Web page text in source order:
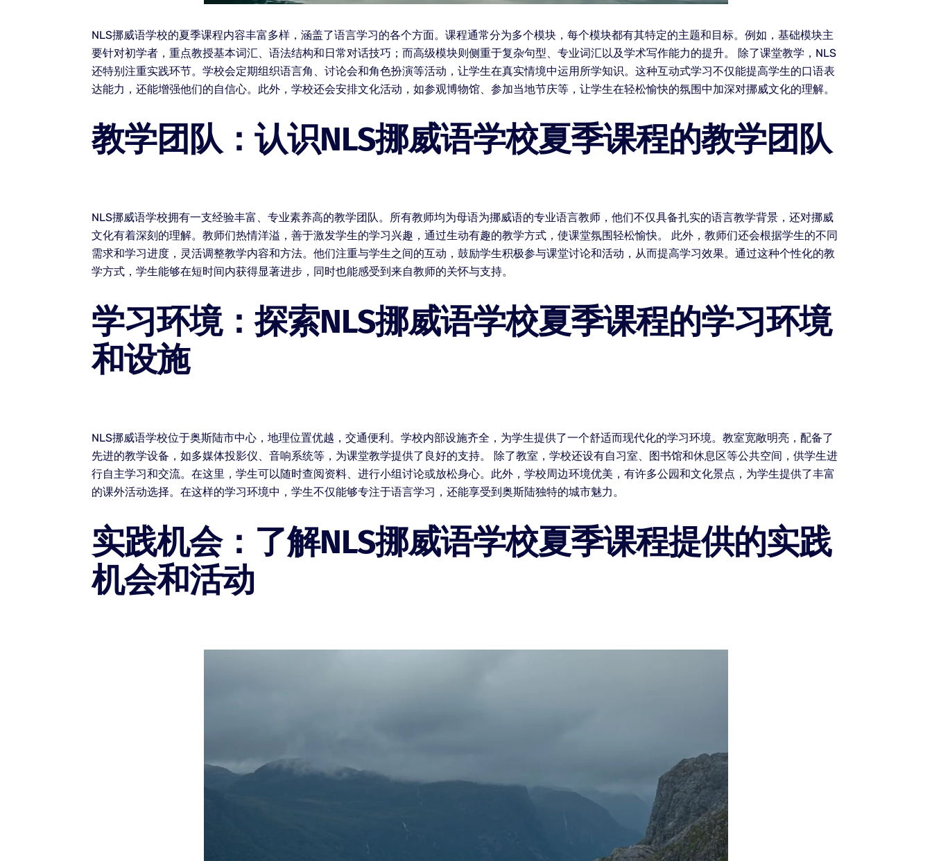
NLS挪威语学校的夏季课程内容丰富多样，涵盖了语言学习的各个方面。课程通常分为多个模块，每个模块都有其特定的主题和目标。例如，基础模块主
要针对初学者，重点教授基本词汇、语法结构和日常对话技巧；而高级模块则侧重于复杂句型、专业词汇以及学术写作能力的提升。 除了课堂教学，NLS
还特别注重实践环节。学校会定期组织语言角、讨论会和角色扮演等活动，让学生在真实情境中运用所学知识。这种互动式学习不仅能提高学生的口语表
达能力，还能增强他们的自信心。此外，学校还会安排文化活动，如参观博物馆、参加当地节庆等，让学生在轻松愉快的氛围中加深对挪威文化的理解。
教学团队：认识NLS挪威语学校夏季课程的教学团队
NLS挪威语学校拥有一支经验丰富、专业素养高的教学团队。所有教师均为母语为挪威语的专业语言教师，他们不仅具备扎实的语言教学背景，还对挪威
文化有着深刻的理解。教师们热情洋溢，善于激发学生的学习兴趣，通过生动有趣的教学方式，使课堂氛围轻松愉快。 此外，教师们还会根据学生的不同
需求和学习进度，灵活调整教学内容和方法。他们注重与学生之间的互动，鼓励学生积极参与课堂讨论和活动，从而提高学习效果。通过这种个性化的教
学方式，学生能够在短时间内获得显著进步，同时也能感受到来自教师的关怀与支持。
学习环境：探索NLS挪威语学校夏季课程的学习环境
和设施
NLS挪威语学校位于奥斯陆市中心，地理位置优越，交通便利。学校内部设施齐全，为学生提供了一个舒适而现代化的学习环境。教室宽敞明亮，配备了
先进的教学设备，如多媒体投影仪、音响系统等，为课堂教学提供了良好的支持。 除了教室，学校还设有自习室、图书馆和休息区等公共空间，供学生进
行自主学习和交流。在这里，学生可以随时查阅资料、进行小组讨论或放松身心。此外，学校周边环境优美，有许多公园和文化景点，为学生提供了丰富
的课外活动选择。在这样的学习环境中，学生不仅能够专注于语言学习，还能享受到奥斯陆独特的城市魅力。
实践机会：了解NLS挪威语学校夏季课程提供的实践
机会和活动